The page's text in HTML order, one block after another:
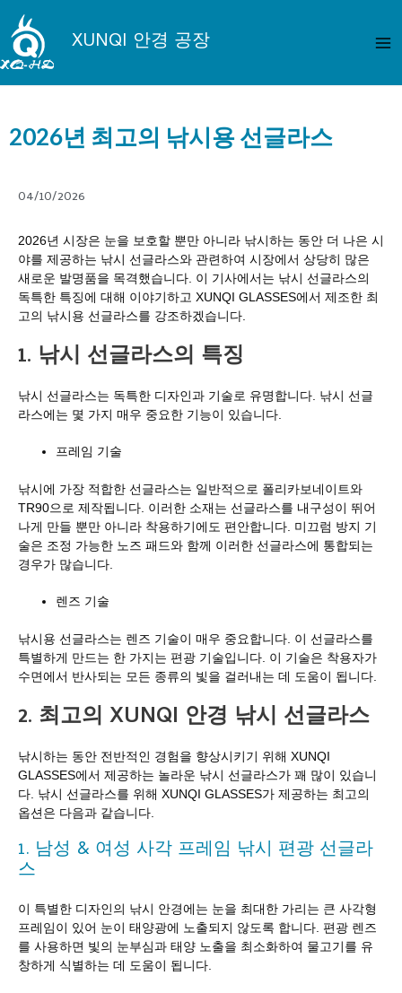
텐
츠
로
너
뛰
XUNQI 안경 공장
인
메
2026년 최고의 낚시용 선글라스
04/10/2026
2026년 시장은 눈을 보호할 뿐만 아니라 낚시하는 동안 더 나은 시
야를 제공하는 낚시 선글라스와 관련하여 시장에서 상당히 많은
새로운 발명품을 목격했습니다. 이 기사에서는 낚시 선글라스의
독특한 특징에 대해 이야기하고 XUNQI GLASSES에서 제조한 최
고의 낚시용 선글라스를 강조하겠습니다.
1. 낚시 선글라스의 특징
낚시 선글라스는 독특한 디자인과 기술로 유명합니다. 낚시 선글
라스에는 몇 가지 매우 중요한 기능이 있습니다.
프레임 기술
낚시에 가장 적합한 선글라스는 일반적으로 폴리카보네이트와
TR90으로 제작됩니다. 이러한 소재는 선글라스를 내구성이 뛰어
나게 만들 뿐만 아니라 착용하기에도 편안합니다. 미끄럼 방지 기
술은 조정 가능한 노즈 패드와 함께 이러한 선글라스에 통합되는
경우가 많습니다.
렌즈 기술
낚시용 선글라스는 렌즈 기술이 매우 중요합니다. 이 선글라스를
특별하게 만드는 한 가지는 편광 기술입니다. 이 기술은 착용자가
수면에서 반사되는 모든 종류의 빛을 걸러내는 데 도움이 됩니다.
2. 최고의 XUNQI 안경 낚시 선글라스
낚시하는 동안 전반적인 경험을 향상시키기 위해 XUNQI
GLASSES에서 제공하는 놀라운 낚시 선글라스가 꽤 많이 있습니
다. 낚시 선글라스를 위해 XUNQI GLASSES가 제공하는 최고의
옵션은 다음과 같습니다.
1. 남성 & 여성 사각 프레임 낚시 편광 선글라
스
이 특별한 디자인의 낚시 안경에는 눈을 최대한 가리는 큰 사각형
프레임이 있어 눈이 태양광에 노출되지 않도록 합니다. 편광 렌즈
를 사용하면 빛의 눈부심과 태양 노출을 최소화하여 물고기를 유
창하게 식별하는 데 도움이 됩니다.